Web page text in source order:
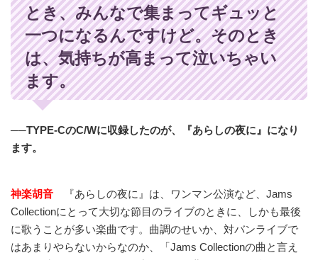
とき、みんなで集まってギュッと
一つになるんですけど。そのとき
は、気持ちが高まって泣いちゃい
ます。
──TYPE-CのC/Wに収録したのが、『あらしの夜に』になり
ます。
神楽胡音
『あらしの夜に』は、ワンマン公演など、Jams
Collectionにとって大切な節目のライブのときに、しかも最後
に歌うことが多い楽曲です。曲調のせいか、対バンライブで
はあまりやらないからなのか、「Jams Collectionの曲と言え